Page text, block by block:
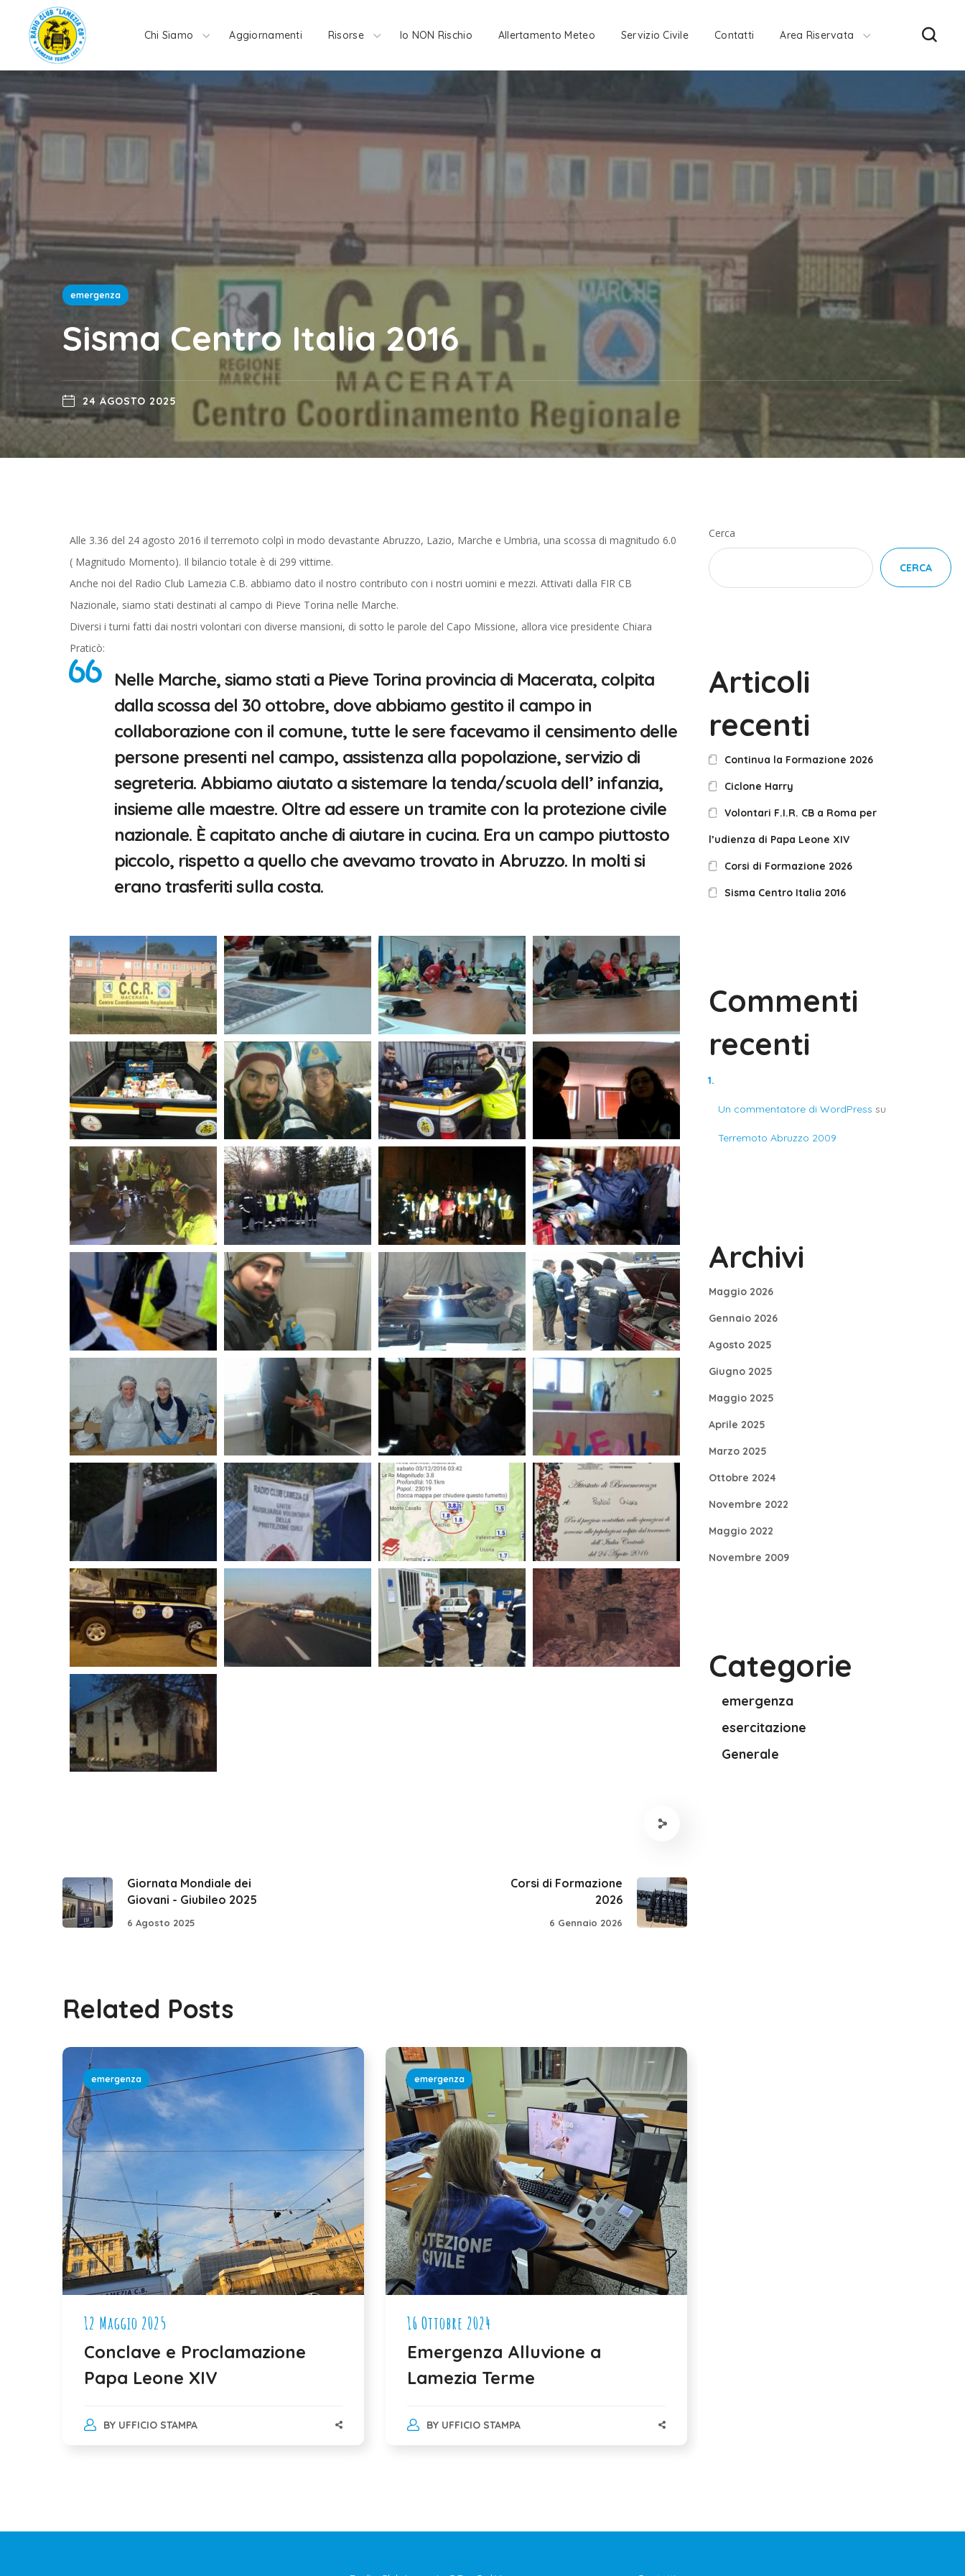
Chi Siamo Aggiornamenti Risorse Io NON Rischio Allertamento Meteo Servizio Civile Contatti Area Riservata
emergenza
Sisma Centro Italia 2016
24 AGOSTO 2025
Alle 3.36 del 24 agosto 2016 il terremoto colpì in modo devastante Abruzzo, Lazio, Marche e Umbria, una scossa di magnitudo 6.0
( Magnitudo Momento). Il bilancio totale è di 299 vittime.
Anche noi del Radio Club Lamezia C.B. abbiamo dato il nostro contributo con i nostri uomini e mezzi. Attivati dalla FIR CB
Nazionale, siamo stati destinati al campo di Pieve Torina nelle Marche.
Diversi i turni fatti dai nostri volontari con diverse mansioni, di sotto le parole del Capo Missione, allora vice presidente Chiara
Praticò:
Nelle Marche, siamo stati a Pieve Torina provincia di Macerata, colpita
dalla scossa del 30 ottobre, dove abbiamo gestito il campo in
collaborazione con il comune, tutte le sere facevamo il censimento delle
persone presenti nel campo, assistenza alla popolazione, servizio di
segreteria. Abbiamo aiutato a sistemare la tenda/scuola dell’ infanzia,
insieme alle maestre. Oltre ad essere un tramite con la protezione civile
nazionale. È capitato anche di aiutare in cucina. Era un campo piuttosto
piccolo, rispetto a quello che avevamo trovato in Abruzzo. In molti si
erano trasferiti sulla costa.
Giornata Mondiale dei
Giovani - Giubileo 2025
6 Agosto 2025
Corsi di Formazione
2026
6 Gennaio 2026
Related Posts
emergenza
12 Maggio 2025
Conclave e Proclamazione
Papa Leone XIV
BY UFFICIO STAMPA
emergenza
16 Ottobre 2024
Emergenza Alluvione a
Lamezia Terme
BY UFFICIO STAMPA
Cerca
CERCA
Articoli
recenti
Continua la Formazione 2026
Ciclone Harry
Volontari F.I.R. CB a Roma per
l’udienza di Papa Leone XIV
Corsi di Formazione 2026
Sisma Centro Italia 2016
Commenti
recenti
Un commentatore di WordPress su
Terremoto Abruzzo 2009
Archivi
Maggio 2026
Gennaio 2026
Agosto 2025
Giugno 2025
Maggio 2025
Aprile 2025
Marzo 2025
Ottobre 2024
Novembre 2022
Maggio 2022
Novembre 2009
Categorie
emergenza
esercitazione
Generale